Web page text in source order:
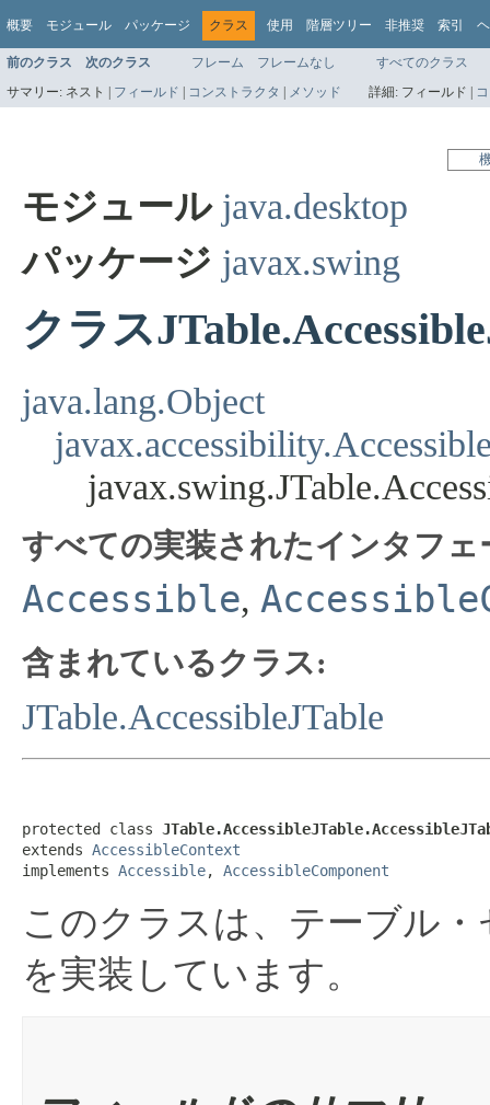
概要 モジュール パッケージ クラス 使用 階層ツリー 非推奨 索引
前のクラス 次のクラス フレーム フレームなし
すべてのクラス
サマリー: ネスト | フィールド | コンストラクタ | メソッド 詳細: フィールド |
モジュール java.desktop
パッケージ javax.swing
クラス
java.lang.Object
すべての実装されたインタフェ
Accessible,
含まれているクラス:
JTable.AccessibleJTable
protected class
extends AccessibleContext
implements Accessible, AccessibleComponent
このクラスは、テーブル・
を実装しています。